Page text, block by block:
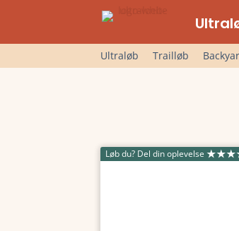
Ultraløb Trailløb
Løb du? Del din oplevelse